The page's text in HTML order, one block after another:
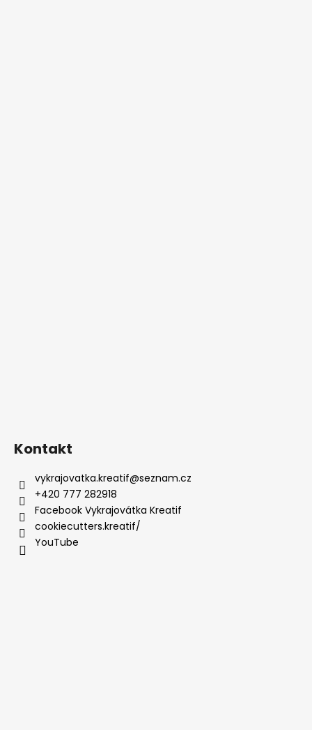
Kontakt
vykrajovatka.kreatif@seznam.cz
+420 777 282918
Facebook Vykrajovátka Kreatif
cookiecutters.kreatif/
YouTube